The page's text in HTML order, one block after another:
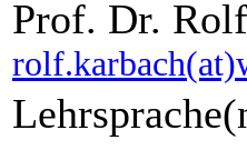
Prof. Dr.